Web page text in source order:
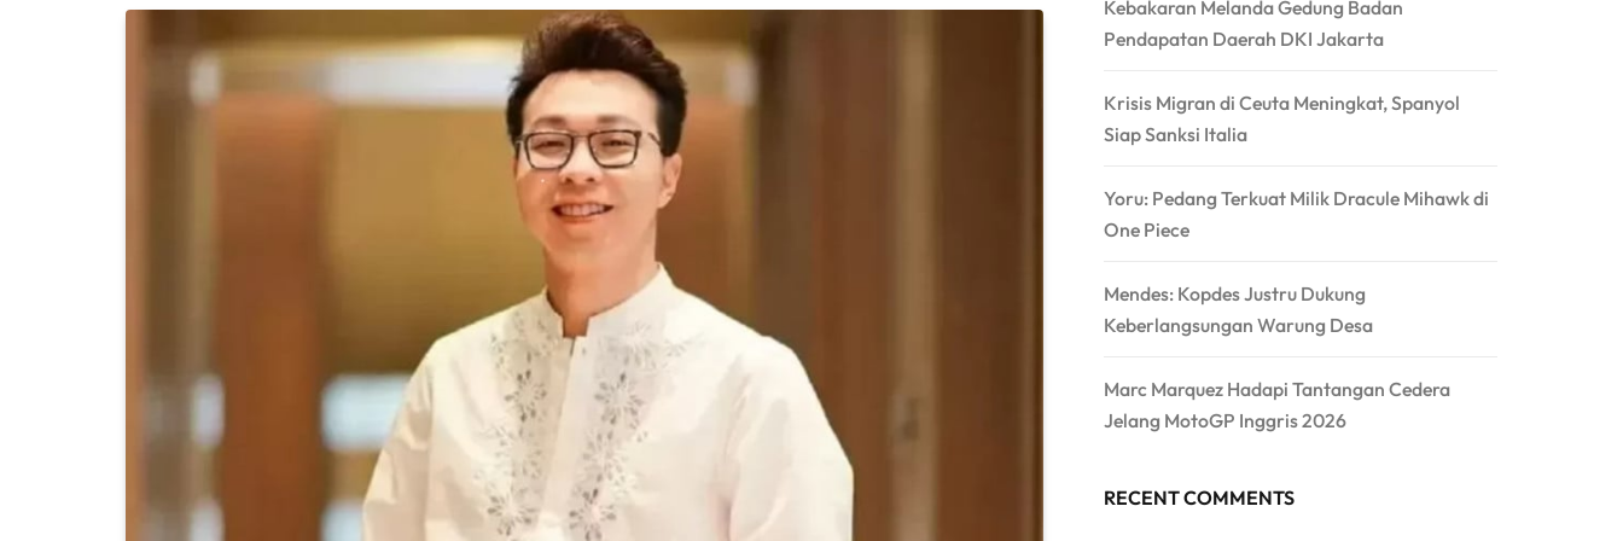
Kebakaran Melanda Gedung Badan
Pendapatan Daerah DKI Jakarta
Krisis Migran di Ceuta Meningkat, Spanyol
Siap Sanksi Italia
Yoru: Pedang Terkuat Milik Dracule Mihawk di
One Piece
Mendes: Kopdes Justru Dukung
Keberlangsungan Warung Desa
Marc Marquez Hadapi Tantangan Cedera
Jelang MotoGP Inggris 2026
RECENT COMMENTS